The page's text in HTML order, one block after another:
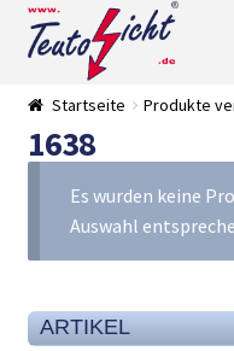
Zur
Navigation
springen
Springe
zum
Startseite Produkte
1638
Es wurden keine
Auswahl
ARTIKEL